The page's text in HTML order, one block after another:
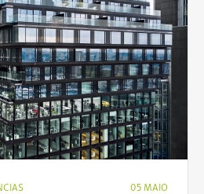
05 MAIO